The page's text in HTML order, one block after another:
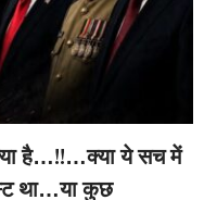
है…!!…क्या ये सच में
था…या कुछ